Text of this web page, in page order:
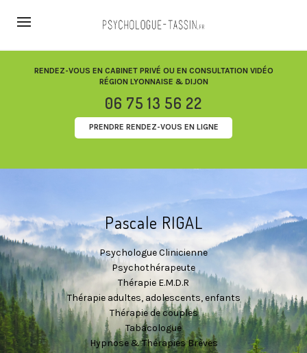
RENDEZ-VOUS EN CABINET PRIVÉ OU EN CONSULTATION VIDÉO
RÉGION LYONNAISE & DIJON
06 75 13 56 22
PRENDRE RENDEZ-VOUS EN LIGNE
Pascale RIGAL
Psychologue Clinicienne
Psychothérapeute
Thérapie E.M.D.R
Thérapie adultes, adolescents, enfants
Thérapie de couples
Tabacologue
Hypnose & Thérapies Brèves